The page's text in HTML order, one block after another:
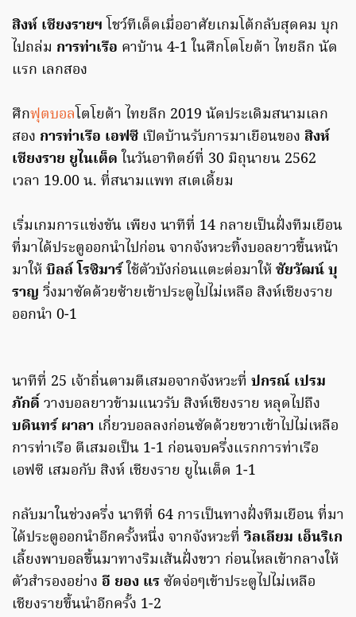
สิงห์ เชียงรายฯ โชว์ทีเด็ดเมื่ออาศัยเกมโต้กลับสุดคม บุก
ไปถล่ม การท่าเรือ คาบ้าน 4-1 ในศึกโตโยต้า ไทยลีก นัด
แรก เลกสอง
ศึกฟุตบอลโตโยต้า ไทยลีก 2019 นัดประเดิมสนามเลก
สอง การท่าเรือ เอฟซี เปิดบ้านรับการมาเยือนของ สิงห์
เชียงราย ยูไนเต็ด ในวันอาทิตย์ที่ 30 มิถุนายน 2562
เวลา 19.00 น. ที่สนามแพท สเตเดี้ยม
เริ่มเกมการแข่งขัน เพียง นาทีที่ 14 กลายเป็นฝั่งทีมเยือน
ที่มาได้ประตูออกนำไปก่อน จากจังหวะทิ้งบอลยาวขึ้นหน้า
มาให้ บิลล์ โรซิมาร์ใช้ตัวบังก่อนแตะต่อมาให้ ชัยวัฒน์ บุ
ราญ วิ่งมาซัดด้วยซ้ายเข้าประตูไปไม่เหลือ สิงห์เชียงราย
ออกนำ 0-1
นาทีที่ 25 เจ้าถิ่นตามตีเสมอจากจังหวะที่ ปกรณ์ เปรม
ภักดิ์ วางบอลยาวข้ามแนวรับ สิงห์เชียงราย หลุดไปถึง
บดินทร์ ผาลา เกี่ยวบอลลงก่อนซัดด้วยขวาเข้าไปไม่เหลือ
การท่าเรือ ตีเสมอเป็น 1-1 ก่อนจบครึ่งแรกการท่าเรือ
เอฟซี เสมอกับ สิงห์ เชียงราย ยูไนเต็ด 1-1
กลับมาในช่วงครึ่ง นาทีที่ 64 การเป็นทางฝั่งทีมเยือน ที่มา
ได้ประตูออกนำอีกครั้งหนึ่ง จากจังหวะที่วิลเลียม เอ็นริเก
เลี้ยงพาบอลขึ้นมาทางริมเส้นฝั่งขวา ก่อนไหลเข้ากลางให้
ตัวสำรองอย่าง อี ยอง แรซัดจ่อๆเข้าประตูไปไม่เหลือ
เชียงรายขึ้นนำอีกครั้ง 1-2